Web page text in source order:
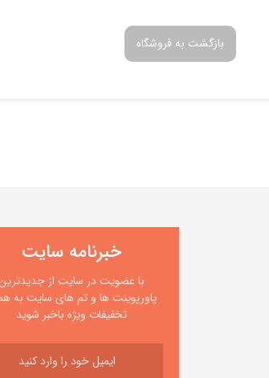
بازگشت به فروشگاه
خبرنامه سایت
با عضویت در سایت از
پاورپوینت ها و تم های سایت به
تخفیفات ویژه باخبر شوید